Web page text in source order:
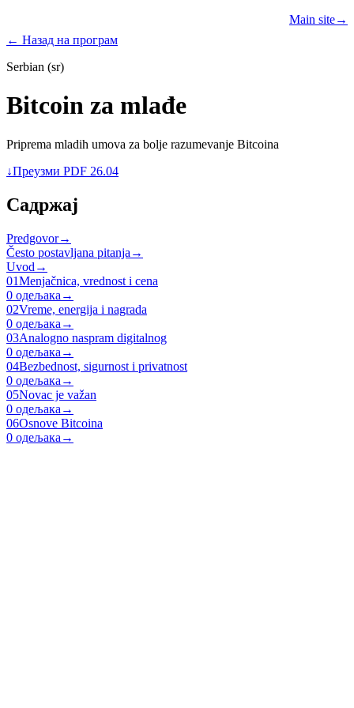
Main site→
← Назад на програм
Serbian (sr)
Bitcoin za mlađe
Priprema mladih umova za bolje razumevanje Bitcoina
↓Преузми PDF 26.04
Садржај
Predgovor→
Često postavljana pitanja →
Uvod →
01Menjačnica, vrednost i cena
0 одељака →
02Vreme, energija i nagrada
0 одељака →
03Analogno naspram digitalnog
0 одељака →
04Bezbednost, sigurnost i privatnost
0 одељака →
05Novac je važan
0 одељака →
06Osnove Bitcoina
0 одељака →